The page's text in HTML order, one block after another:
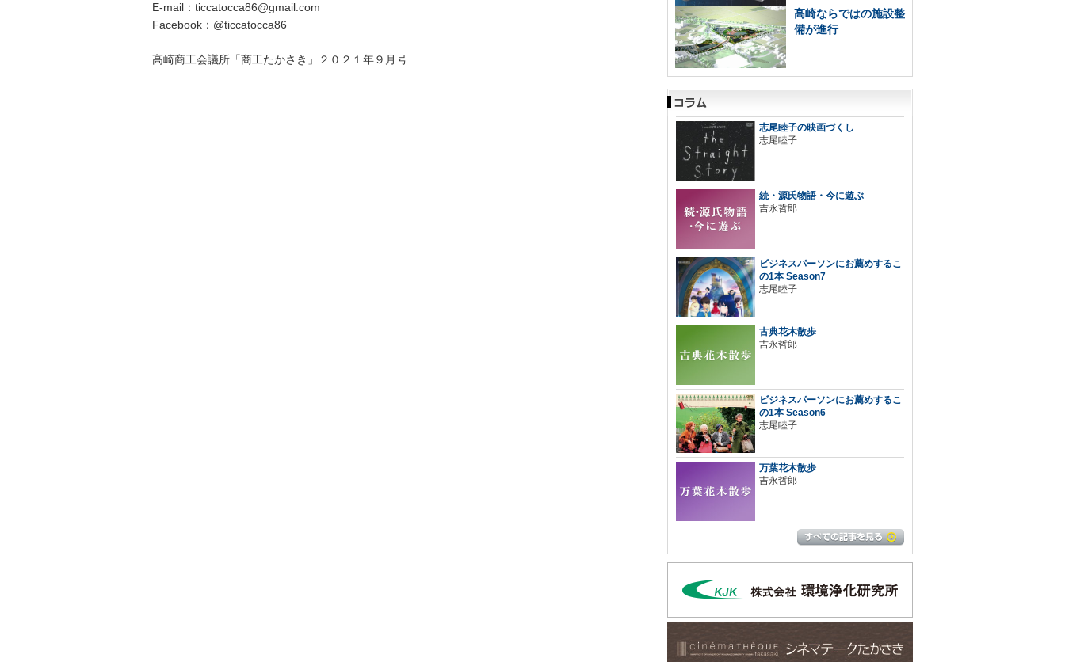
E-mail：ticcatocca86@gmail.com
Facebook：@ticcatocca86
高崎商工会議所「商工たかさき」２０２１年９月号
高崎ならではの施設整
備が進行
志尾睦子の映画づくし
志尾睦子
続・源氏物語・今に遊ぶ
吉永哲郎
ビジネスパーソンにお薦めするこ
の1本 Season7
志尾睦子
古典花木散歩
吉永哲郎
ビジネスパーソンにお薦めするこ
の1本 Season6
志尾睦子
万葉花木散歩
吉永哲郎